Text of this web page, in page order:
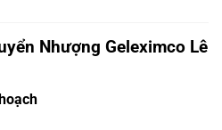
Nhượng Geleximco Lê